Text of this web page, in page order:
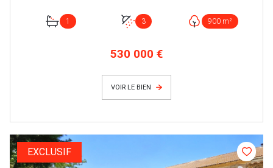
1 3 900 m²
530 000 €
VOIR LE BIEN
EXCLUSIF